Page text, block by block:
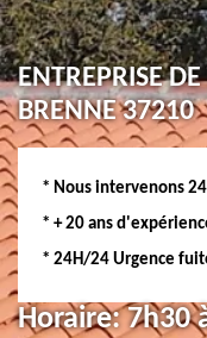
ENTREPRISE
BRENNE 37210
* Nous intervenons
* + 20 ans
* 24H/24 Urgence
Horaire:7h30